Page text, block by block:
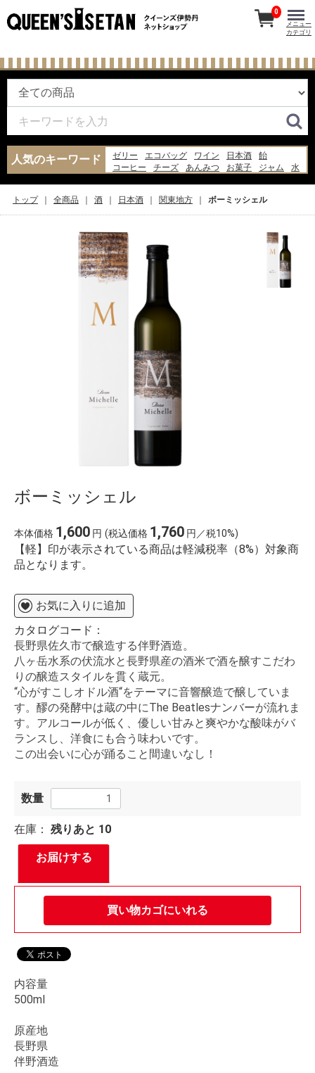
人気のキーワード ゼリー エコバッグ ワイン 日本酒
飴
コーヒー
チーズ あんみつ お菓子 ジャム
水
0
メニュー
カテゴリ
トップ 全商品 酒 日本酒 関東地方 ボーミッシェル
ボーミッシェル
本体価格 1,600 円 (税込価格 1,760 円／税10%)
【軽】印が表示されている商品は軽減税率（8%）対象商
品となります。
お気に入りに追加
カタログコード：
長野県佐久市で醸造する伴野酒造。
八ヶ岳水系の伏流水と長野県産の酒米で酒を醸すこだわ
りの醸造スタイルを貫く蔵元。
“心がすこしオドル酒“をテーマに音響醸造で醸していま
す。醪の発酵中は蔵の中にThe Beatlesナンバーが流れま
す。アルコールが低く、優しい甘みと爽やかな酸味がバ
ランスし、洋食にも合う味わいです。
この出会いに心が踊ること間違いなし！
数量
在庫： 残りあと 10
お届けする
買い物カゴにいれる
内容量
500ml
原産地
長野県
伴野酒造